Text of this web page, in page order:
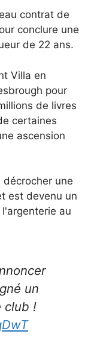
contrat de
conclure une
de 22 ans.
Villa en
pour
de livres
certaines
ascension
décrocher une
est devenu un
au
un
club !